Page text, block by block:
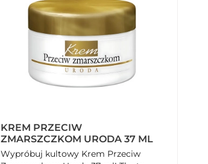
KREM PRZECIW
ZMARSZCZKOM URODA 37 ML
Wypróbuj kultowy Krem Przeciw